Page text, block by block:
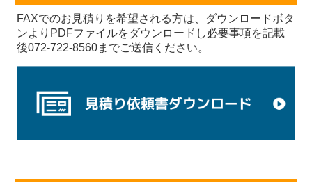
FAXでのお見積りを希望される方は、ダウンロードボタ
ンよりPDFファイルをダウンロードし必要事項を記載
後072-722-8560までご送信ください。